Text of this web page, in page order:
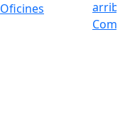
Oficines
Com